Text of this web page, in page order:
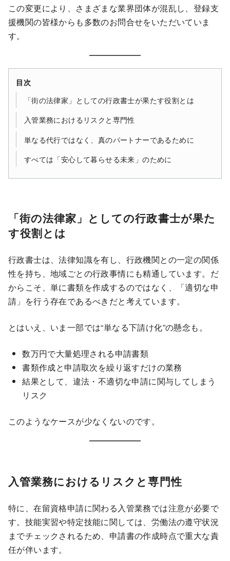
この変更により、さまざまな業界団体が混乱し、登録支
援機関の皆様からも多数のお問合せをいただいていま
す。
目次
「街の法律家」としての行政書士が果たす役割とは
入管業務におけるリスクと専門性
単なる代行ではなく、真のパートナーであるために
すべては「安心して暮らせる未来」のために
「街の法律家」としての行政書士が果た
す役割とは
行政書士は、法律知識を有し、行政機関との一定の関係
性を持ち、地域ごとの行政事情にも精通しています。だ
からこそ、単に書類を作成するのではなく、「適切な申
請」を行う存在であるべきだと考えています。
とはいえ、いま一部では“単なる下請け化”の懸念も。
数万円で大量処理される申請書類
書類作成と申請取次を繰り返すだけの業務
結果として、違法・不適切な申請に関与してしまう
リスク
このようなケースが少なくないのです。
入管業務におけるリスクと専門性
特に、在留資格申請に関わる入管業務では注意が必要で
す。技能実習や特定技能に関しては、労働法の遵守状況
までチェックされるため、申請書の作成時点で重大な責
任が伴います。